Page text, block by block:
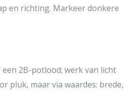
en richting. Markeer donkere
2B-potlood; werk van licht
pluk, maar via waardes: brede,